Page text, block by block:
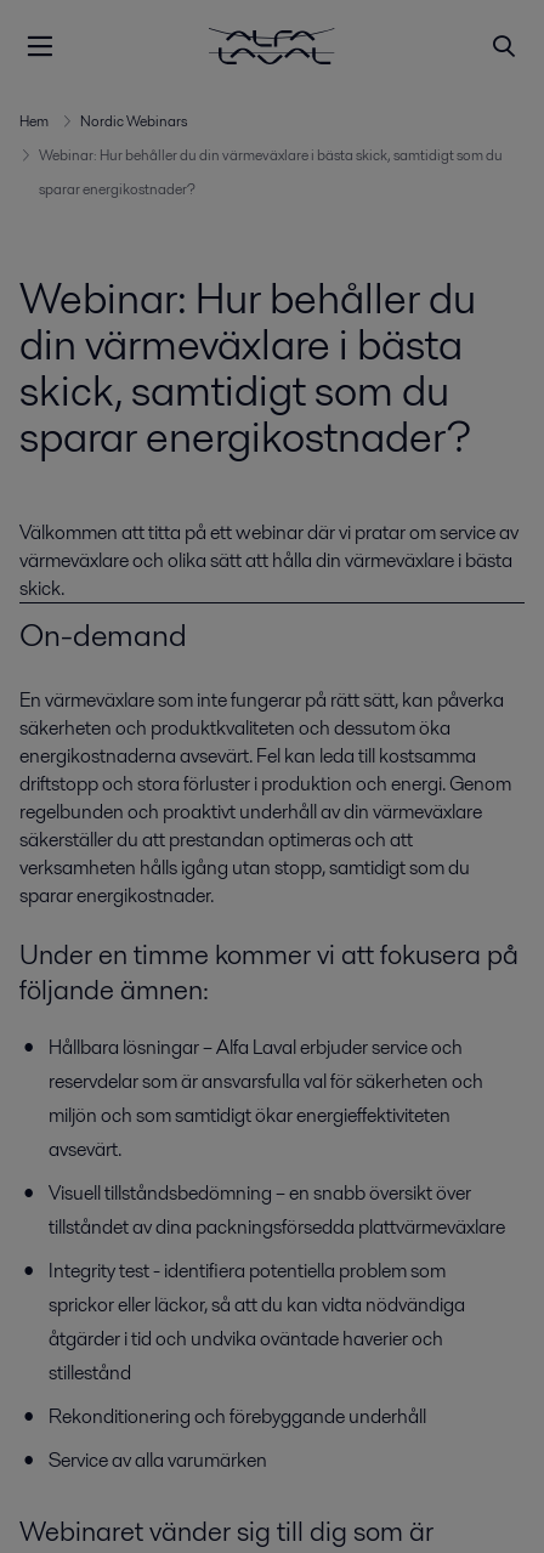
Hem
Nordic Webinars
Webinar: Hur behåller du din värmeväxlare i bästa skick, samtidigt som du
sparar energikostnader?
Webinar: Hur behåller du
din värmeväxlare i bästa
skick, samtidigt som du
sparar energikostnader?
Välkommen att titta på ett webinar där vi pratar om service av
värmeväxlare och olika sätt att hålla din värmeväxlare i bästa
skick.
On-demand
En värmeväxlare som inte fungerar på rätt sätt, kan påverka
säkerheten och produktkvaliteten och dessutom öka
energikostnaderna avsevärt. Fel kan leda till kostsamma
driftstopp och stora förluster i produktion och energi. Genom
regelbunden och proaktivt underhåll av din värmeväxlare
säkerställer du att prestandan optimeras och att
verksamheten hålls igång utan stopp, samtidigt som du
sparar energikostnader.
Under en timme kommer vi att fokusera på
följande ämnen:
Hållbara lösningar – Alfa Laval erbjuder service och
reservdelar som är ansvarsfulla val för säkerheten och
miljön och som samtidigt ökar energieffektiviteten
avsevärt.
Visuell tillståndsbedömning – en snabb översikt över
tillståndet av dina packningsförsedda plattvärmeväxlare
Integrity test - identifiera potentiella problem som
sprickor eller läckor, så att du kan vidta nödvändiga
åtgärder i tid och undvika oväntade haverier och
stillestånd
Rekonditionering och förebyggande underhåll
Service av alla varumärken
Webinaret vänder sig till dig som är